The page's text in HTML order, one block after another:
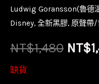
Ludwig Goransson(魯德
Disney, 全新黑膠, 原聲帶/
NT$1,480 原
NT$
缺貨